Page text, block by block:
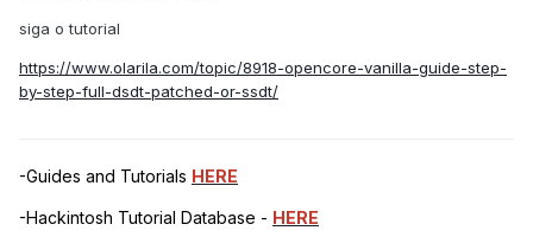
siga o tutorial
https://www.olarila.com/topic/8918-opencore-vanilla-guide-step-
by-step-full-dsdt-patched-or-ssdt/
-Guides and Tutorials HERE
-Hackintosh Tutorial Database - HERE